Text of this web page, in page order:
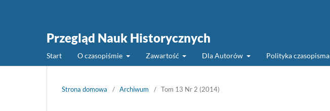
Przegląd Nauk Historycznych
Start O czasopiśmie Zawartość Dla Autorów Polityka czasopisma
Strona domowa / Archiwum / Tom 13 Nr 2 (2014)